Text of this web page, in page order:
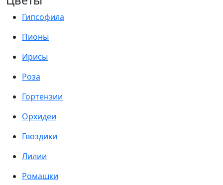
Гипсофила
Пионы
Ирисы
Роза
Гортензии
Орхидеи
Гвоздики
Лилии
Ромашки